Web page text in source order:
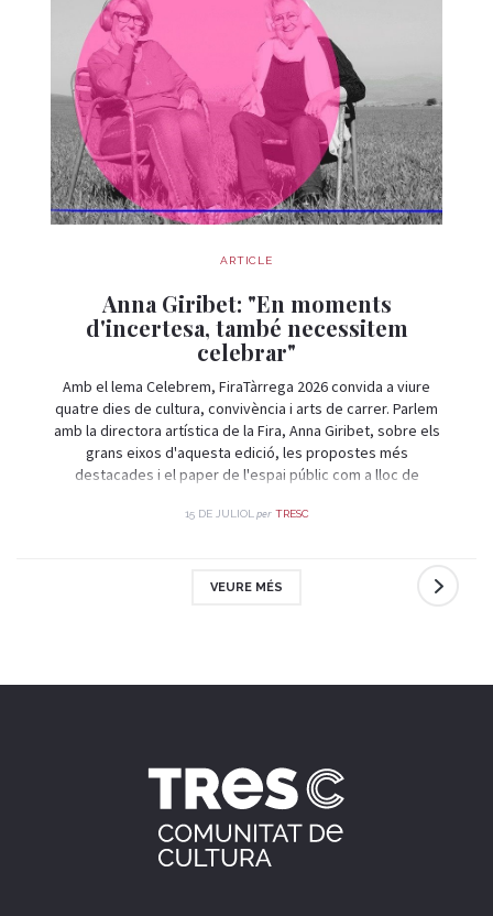
ARTICLE
Anna Giribet: "En moments
d'incertesa, també necessitem
celebrar"
Amb el lema Celebrem, FiraTàrrega 2026 convida a viure
quatre dies de cultura, convivència i arts de carrer. Parlem
amb la directora artística de la Fira, Anna Giribet, sobre els
grans eixos d'aquesta edició, les propostes més
destacades i el paper de l'espai públic com a lloc de
15 DE JULIOL per TRESC
VEURE MÉS